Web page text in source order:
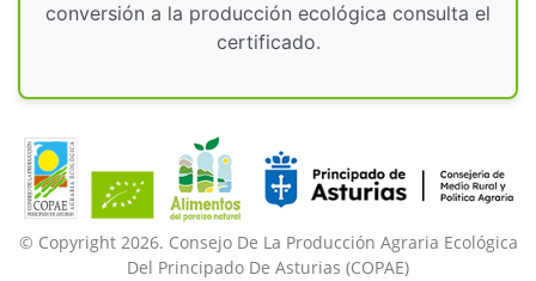
conversión a la producción ecológica consulta el
certificado.
© Copyright 2026. Consejo De La Producción Agraria Ecológica
Del Principado De Asturias (COPAE)